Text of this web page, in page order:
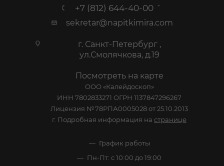
+7 (812) 644-40-00
sekretar@napitkimira.com
г. Санкт-Петербург ,
ул.Смолячкова, д.19
Посмотреть на карте
ООО «Калейдоскоп»
ИНН 7802833271 ОГРН 1137847296267
Лицензия №78РПА0005028 от 25.10.2013
г. Подробная информация на странице
График работы
Пн-Пт: с 10:00 до 19:00